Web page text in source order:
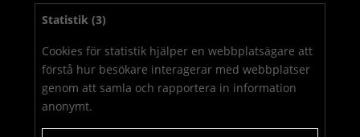
Statistik (3)
Cookies för statistik hjälper en webbplatsägare att
förstå hur besökare interagerar med webbplatser
genom att samla och rapportera in information
anonymt.